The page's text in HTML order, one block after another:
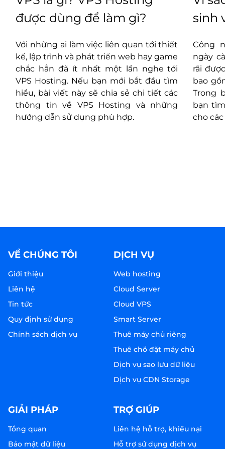
được dùng để làm gì?
Với những ai làm việc liên quan tới thiết
kế, lập trình và phát triển web hay game
chắc hẳn đã ít nhất một lần nghe tới
VPS Hosting. Nếu bạn mới bắt đầu tìm
hiểu, bài viết này sẽ chia sẻ chi tiết các
thông tin về VPS Hosting và những
hướng dẫn sử dụng phù hợp.
sinh
Công
ngày
rãi
bao
Trong
bạn
cho
VỀ CHÚNG TÔI
Giới thiệu
Liên hệ
Tin tức
Quy định sử dụng
Chính sách dịch vụ
DỊCH VỤ
Web hosting
Cloud Server
Cloud VPS
Smart Server
Thuê máy chủ riêng
Thuê chỗ đặt máy chủ
Dịch vụ sao lưu dữ liệu
Dịch vụ CDN Storage
GIẢI PHÁP
Tổng quan
Bảo mật dữ liệu
TRỢ GIÚP
Liên hệ hỗ trợ, khiếu nại
Hỗ trợ sử dụng dịch vụ